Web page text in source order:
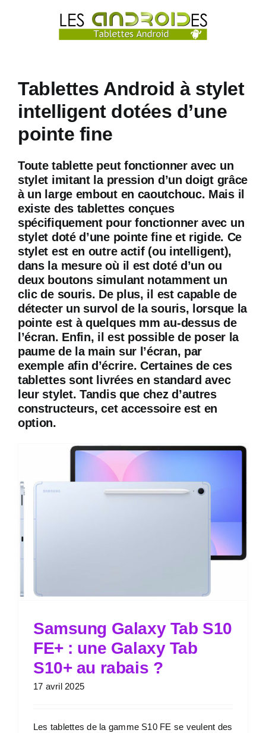
Tablettes Android à stylet
intelligent dotées d’une
pointe fine
Toute tablette peut fonctionner avec un
stylet imitant la pression d’un doigt grâce
à un large embout en caoutchouc. Mais il
existe des tablettes conçues
spécifiquement pour fonctionner avec un
stylet doté d’une pointe fine et rigide. Ce
stylet est en outre actif (ou intelligent),
dans la mesure où il est doté d’un ou
deux boutons simulant notamment un
clic de souris. De plus, il est capable de
détecter un survol de la souris, lorsque la
pointe est à quelques mm au-dessus de
l’écran. Enfin, il est possible de poser la
paume de la main sur l’écran, par
exemple afin d’écrire. Certaines de ces
tablettes sont livrées en standard avec
leur stylet. Tandis que chez d’autres
constructeurs, cet accessoire est en
option.
Samsung Galaxy Tab S10
FE+ : une Galaxy Tab
S10+ au rabais ?
17 avril 2025
Les tablettes de la gamme S10 FE se veulent des